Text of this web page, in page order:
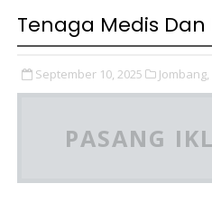
Tenaga Medis
September 10, 2025 Jombang,
PASANG